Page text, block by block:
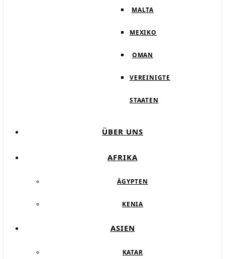
MALTA
MEXIKO
OMAN
VEREINIGTE
STAATEN
ÜBER UNS
AFRIKA
ÄGYPTEN
KENIA
ASIEN
KATAR